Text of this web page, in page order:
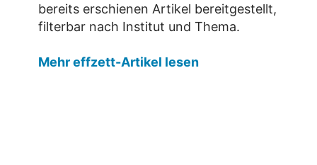
bereits erschienen Artikel bereitgestellt,
filterbar nach Institut und Thema.
Mehr effzett-Artikel lesen